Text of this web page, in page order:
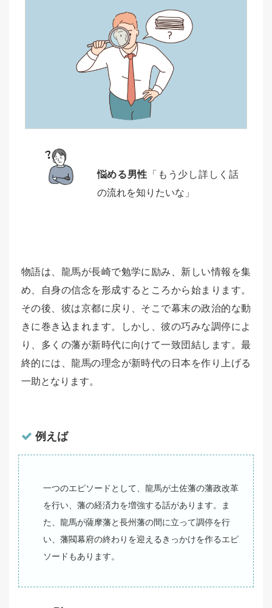
悩める男性 「もう少し詳しく話
の流れを知りたいな」
物語は、龍馬が長崎で勉学に励み、新しい情報を集
め、自身の信念を形成するところから始まります。
その後、彼は京都に戻り、そこで幕末の政治的な動
きに巻き込まれます。しかし、彼の巧みな調停によ
り、多くの藩が新時代に向けて一致団結します。最
終的には、龍馬の理念が新時代の日本を作り上げる
一助となります。
例えば
一つのエピソードとして、龍馬が土佐藩の藩政改革
を行い、藩の経済力を増強する話があります。ま
た、龍馬が薩摩藩と長州藩の間に立って調停を行
い、藩閥幕府の終わりを迎えるきっかけを作るエピ
ソードもあります。